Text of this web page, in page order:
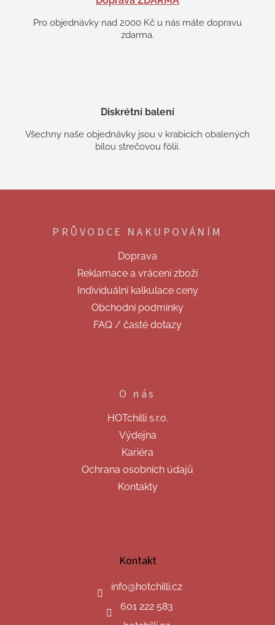
Pro objednávky nad 2000 Kč u nás máte dopravu
zdarma.
Diskrétní balení
Všechny naše objednávky jsou v krabicích obalených
bílou strečovou fólií.
Z
PRŮVODCE NAKUPOVÁNÍM
Doprava
Reklamace a vrácení zboží
Individuální kalkulace ceny
Obchodní podmínky
FAQ / časté dotazy
O nás
HOTchilli s.r.o.
Výdejna
Kariéra
Ochrana osobních údajů
Kontakty
Kontakt
info@hotchilli.cz
601 222 583